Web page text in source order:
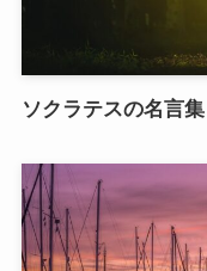
ソクラテスの名言